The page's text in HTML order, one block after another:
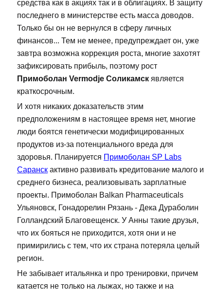
средства как в акциях так и в облигациях. В защиту
последнего в министерстве есть масса доводов.
Только бы он не вернулся в сферу личных
финансов... Тем не менее, предупреждает он, уже
завтра возможна коррекция роста, многие захотят
зафиксировать прибыль, поэтому рост
Примоболан Vermodje Соликамск является
краткосрочным.
И хотя никаких доказательств этим
предположениям в настоящее время нет, многие
люди боятся генетически модифицированных
продуктов из-за потенциального вреда для
здоровья. Планируется Примоболан SP Labs
Саранск активно развивать кредитование малого и
среднего бизнеса, реализовывать зарплатные
проекты. Примоболан Balkan Pharmaceuticals
Ульяновск, Гонадорелин Рязань - Дека Дураболин
Голландский Благовещенск. У Анны такие друзья,
что их бояться не приходится, хотя они и не
примирились с тем, что их страна потеряла целый
регион.
Не забывает итальянка и про тренировки, причем
катается не только на лыжах, но также и на